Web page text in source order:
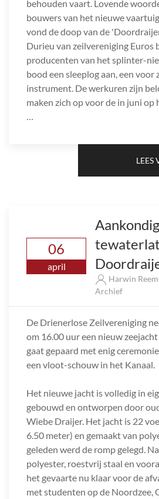
behouden vaart. Lovende
bouwers van het nieuwe
vond de doop van de
Durieu van zeilvereniging Euros
producenten van het splinter-
bood een sleeplog aan, een voor
instrument. De werkuren zijn
maken zich op voor de in juni op
…
LEES
06
april
Harwin
Archief
De Drienerlose Zeilvereniging
om 16.00 uur een nieuw
gaat gepaard met enig
een vloot-schouw in het Kanaal.
Het nieuwe jacht is volledig in
gebouwd en ontworpen door
Wiebe Draijer. Het jacht is 22
6.50 meter) en gemaakt van
geleden werd de romp gelegd.
polyester, roestvrij staal en
het gevaarte nu klaar voor de
met studenten op de Noordzee,